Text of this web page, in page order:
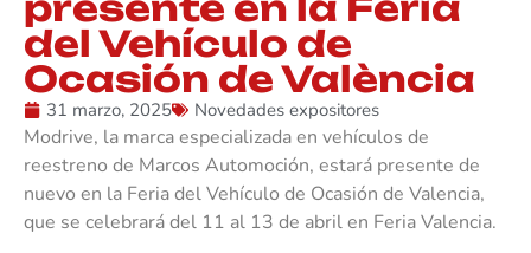
del Vehículo de
Ocasión de València
31 marzo, 2025 Novedades expositores
Modrive, la marca especializada en vehículos de
reestreno de Marcos Automoción, estará presente de
nuevo en la Feria del Vehículo de Ocasión de Valencia,
que se celebrará del 11 al 13 de abril en Feria Valencia.